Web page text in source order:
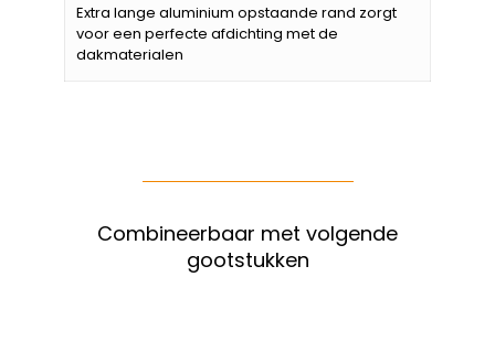
Extra lange aluminium opstaande rand zorgt
voor een perfecte afdichting met de
dakmaterialen
Combineerbaar met volgende
gootstukken